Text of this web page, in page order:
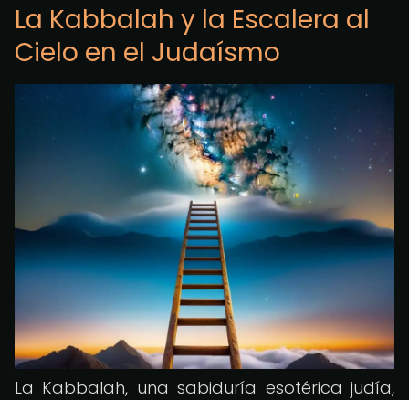
La Kabbalah y la Escalera al
Cielo en el Judaísmo
La Kabbalah, una sabiduría esotérica judía,